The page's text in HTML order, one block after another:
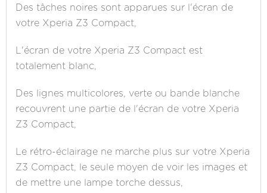
Des tâches noires sont apparues sur l'écran de
votre Xperia Z3 Compact,
L'écran de votre Xperia Z3 Compact est
totalement blanc,
Des lignes multicolores, verte ou bande blanche
recouvrent une partie de l'écran de votre Xperia
Z3 Compact,
Le rétro-éclairage ne marche plus sur votre Xperia
Z3 Compact, le seule moyen de voir les images et
de mettre une lampe torche dessus,